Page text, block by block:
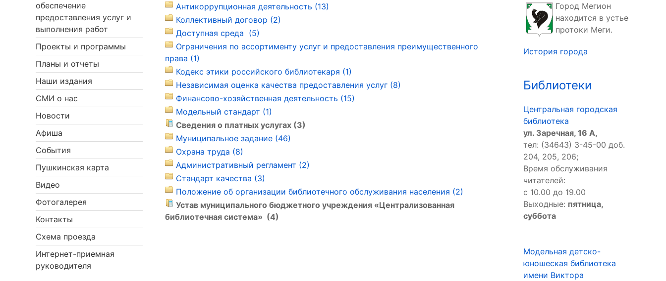
обеспечение
предоставления услуг и
выполнения работ
Проекты и программы
Планы и отчеты
Наши издания
СМИ о нас
Новости
Афиша
События
Пушкинская карта
Видео
Фотогалерея
Контакты
Схема проезда
Интернет-приемная
руководителя
Антикоррупционная деятельность (13)
Коллективный договор (2)
Доступная среда (5)
Ограничения по ассортименту услуг и предоставления преимущественного
права (1)
Кодекс этики российского библиотекаря (1)
Независимая оценка качества предоставления услуг (8)
Финансово-хозяйственная деятельность (15)
Модельный стандарт (1)
Сведения о платных услугах (3)
Муниципальное задание (46)
Охрана труда (8)
Административный регламент (2)
Стандарт качества (3)
Положение об организации библиотечного обслуживания населения (2)
Устав муниципального бюджетного учреждения «Централизованная
библиотечная система» (4)
Город Мегион
находится в устье
протоки Меги.
История города
Библиотеки
Центральная городская
библиотека
ул. Заречная, 16 А,
тел: (34643) 3-45-00 доб.
204, 205, 206;
Время обслуживания
читателей:
с 10.00 до 19.00
Выходные: пятница,
суббота
Модельная детско-
юношеская библиотека
имени Виктора